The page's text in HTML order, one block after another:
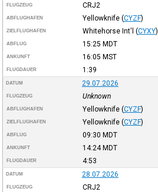
FLUGZEUG CRJ2
ABFLUGHAFEN Yellowknife (CYZF)
ZIELFLUGHAFEN Whitehorse Int'l (CYXY)
ABFLUG 15:25 MDT
ANKUNFT 16:05 MST
FLUGDAUER 1:39
DATUM 29.07.2026
FLUGZEUG Unknown
ABFLUGHAFEN Yellowknife (CYZF)
ZIELFLUGHAFEN Yellowknife (CYZF)
ABFLUG 09:30 MDT
ANKUNFT 14:24MDT
FLUGDAUER 4:53
DATUM 28.07.2026
FLUGZEUG CRJ2